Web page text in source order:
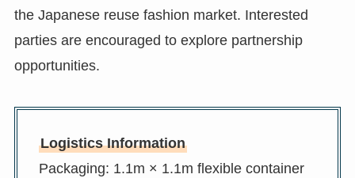
the Japanese reuse fashion market. Interested
parties are encouraged to explore partnership
opportunities.
Logistics Information
Packaging: 1.1m × 1.1m flexible container